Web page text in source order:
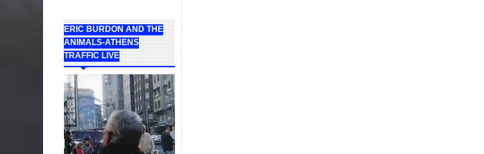
ERIC BURDON AND THE
ANIMALS-ATHENS
TRAFFIC LIVE